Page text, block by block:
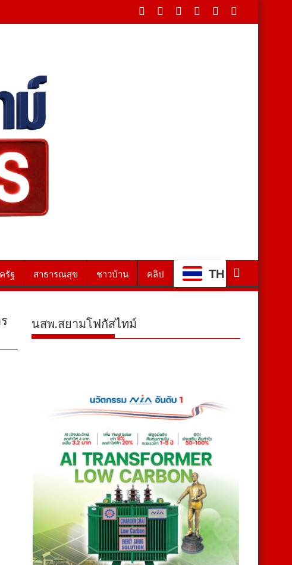
ารอุทยานแห่งชาติเขาสามร้อยยอด สะท้อนความสมบูรณ์ของผืนป่า
รัฐ สาธารณสุข ชาวบ้าน คลิป TH
นสพ.สยามโฟกัสไทม์